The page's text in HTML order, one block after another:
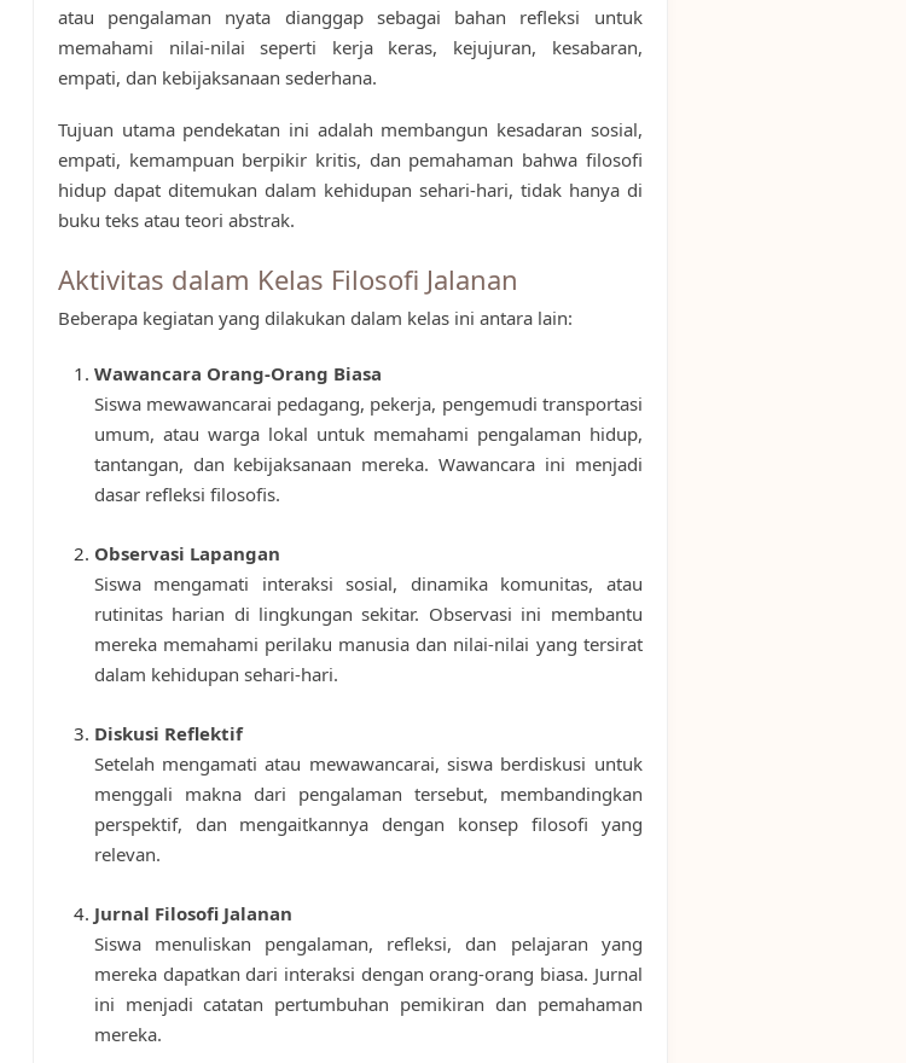
atau pengalaman nyata dianggap sebagai bahan refleksi untuk
memahami nilai-nilai seperti kerja keras, kejujuran, kesabaran,
empati, dan kebijaksanaan sederhana.
Tujuan utama pendekatan ini adalah membangun kesadaran sosial,
empati, kemampuan berpikir kritis, dan pemahaman bahwa filosofi
hidup dapat ditemukan dalam kehidupan sehari-hari, tidak hanya di
buku teks atau teori abstrak.
Aktivitas dalam Kelas Filosofi Jalanan
Beberapa kegiatan yang dilakukan dalam kelas ini antara lain:
Wawancara Orang-Orang Biasa
Siswa mewawancarai pedagang, pekerja, pengemudi transportasi
umum, atau warga lokal untuk memahami pengalaman hidup,
tantangan, dan kebijaksanaan mereka. Wawancara ini menjadi
dasar refleksi filosofis.
Observasi Lapangan
Siswa mengamati interaksi sosial, dinamika komunitas, atau
rutinitas harian di lingkungan sekitar. Observasi ini membantu
mereka memahami perilaku manusia dan nilai-nilai yang tersirat
dalam kehidupan sehari-hari.
Diskusi Reflektif
Setelah mengamati atau mewawancarai, siswa berdiskusi untuk
menggali makna dari pengalaman tersebut, membandingkan
perspektif, dan mengaitkannya dengan konsep filosofi yang
relevan.
Jurnal Filosofi Jalanan
Siswa menuliskan pengalaman, refleksi, dan pelajaran yang
mereka dapatkan dari interaksi dengan orang-orang biasa. Jurnal
ini menjadi catatan pertumbuhan pemikiran dan pemahaman
mereka.